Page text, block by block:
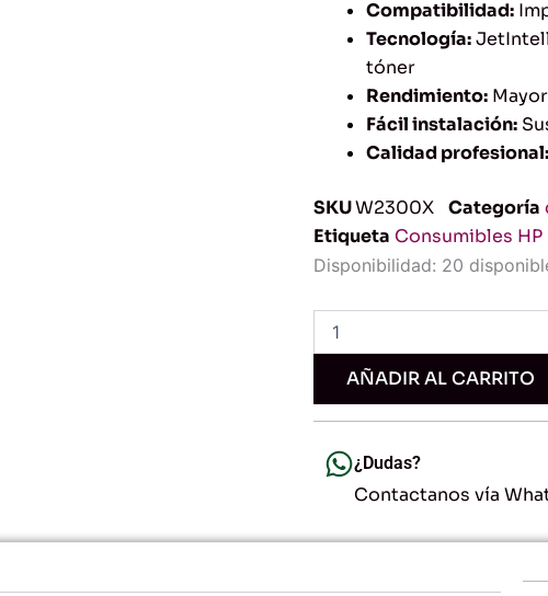
Compatibilidad:
Tecnología:
tóner
Rendimiento:
Fácil instalación:
Calidad profesional:
SKUW2300X Categoría
Etiqueta Consumibles HP
Disponibilidad: 20
Tóner
Negro
Calidad
Profesional
cantidad
AÑADIR AL CARRITO
¿Dudas?
Contactanos vía